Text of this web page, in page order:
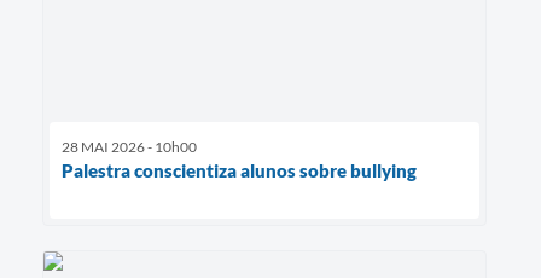
28 MAI 2026 - 10h00
Palestra conscientiza alunos sobre bullying